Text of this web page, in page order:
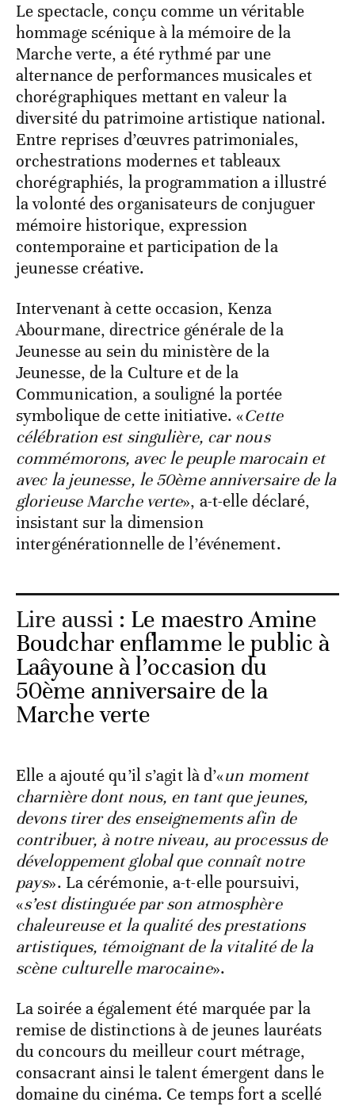
Le spectacle, conçu comme un véritable
hommage scénique à la mémoire de la
Marche verte, a été rythmé par une
alternance de performances musicales et
chorégraphiques mettant en valeur la
diversité du patrimoine artistique national.
Entre reprises d’œuvres patrimoniales,
orchestrations modernes et tableaux
chorégraphiés, la programmation a illustré
la volonté des organisateurs de conjuguer
mémoire historique, expression
contemporaine et participation de la
jeunesse créative.
Intervenant à cette occasion, Kenza
Abourmane, directrice générale de la
Jeunesse au sein du ministère de la
Jeunesse, de la Culture et de la
Communication, a souligné la portée
symbolique de cette initiative. «Cette
célébration est singulière, car nous
commémorons, avec le peuple marocain et
avec la jeunesse, le 50ème anniversaire de la
glorieuse Marche verte», a-t-elle déclaré,
insistant sur la dimension
intergénérationnelle de l’événement.
Lire aussi : Le maestro Amine
Boudchar enflamme le public à
Laâyoune à l’occasion du
50ème anniversaire de la
Marche verte
Elle a ajouté qu’il s’agit là d’«un moment
charnière dont nous, en tant que jeunes,
devons tirer des enseignements afin de
contribuer, à notre niveau, au processus de
développement global que connaît notre
pays». La cérémonie, a-t-elle poursuivi,
«s’est distinguée par son atmosphère
chaleureuse et la qualité des prestations
artistiques, témoignant de la vitalité de la
scène culturelle marocaine».
La soirée a également été marquée par la
remise de distinctions à de jeunes lauréats
du concours du meilleur court métrage,
consacrant ainsi le talent émergent dans le
domaine du cinéma. Ce temps fort a scellé